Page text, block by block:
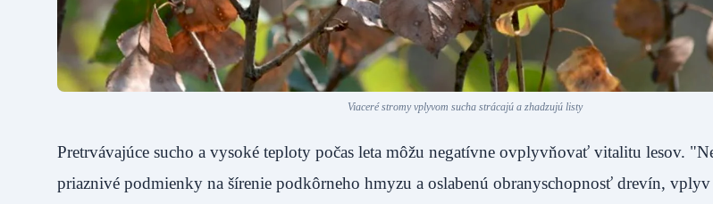
Viaceré stromy vplyvom sucha strácajú a zhadzujú listy
Pretrvávajúce sucho a vysoké teploty počas leta môžu negatívne ovplyvňovať vitalitu lesov.
priaznivé podmienky na šírenie podkôrneho hmyzu a oslabenú obranyschopnosť drevín,